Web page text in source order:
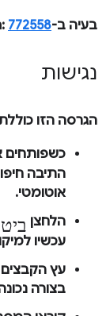
בעיה ב-Chromium:772558
נגישות
הגרסה הזו
כשפותחים
התיבה
אוטומטי.
הלחצן
עכשיו
עץ
בצורה